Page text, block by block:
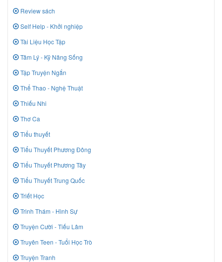
Review sách
Self Help - Khởi nghiệp
Tài Liệu Học Tập
Tâm Lý - Kỹ Năng Sống
Tập Truyện Ngắn
Thể Thao - Nghệ Thuật
Thiếu Nhi
Thơ Ca
Tiểu thuyết
Tiểu Thuyết Phương Đông
Tiểu Thuyết Phương Tây
Tiểu Thuyết Trung Quốc
Triết Học
Trinh Thám - Hình Sự
Truyện Cười - Tiếu Lâm
Truyên Teen - Tuổi Học Trò
Truyện Tranh